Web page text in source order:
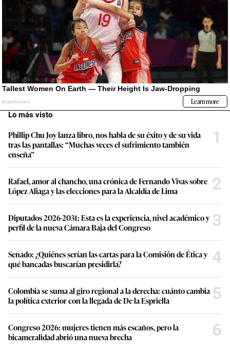
Lo más visto
Phillip Chu Joy lanza libro, nos habla de su éxito y de su vida
tras las pantallas: “Muchas veces el sufrimiento también
enseña”
1
Rafael, amor al chancho, una crónica de Fernando Vivas sobre
López Aliaga y las elecciones para la Alcaldía de Lima
2
Diputados 2026-2031: Esta es la experiencia, nivel académico y
perfil de la nueva Cámara Baja del Congreso
3
Senado: ¿Quiénes serían las cartas para la Comisión de Ética y
qué bancadas buscarían presidirla?
4
Colombia se suma al giro regional a la derecha: cuánto cambia
la política exterior con la llegada de De la Espriella
5
Congreso 2026: mujeres tienen más escaños, pero la
bicameralidad abrió una nueva brecha
6